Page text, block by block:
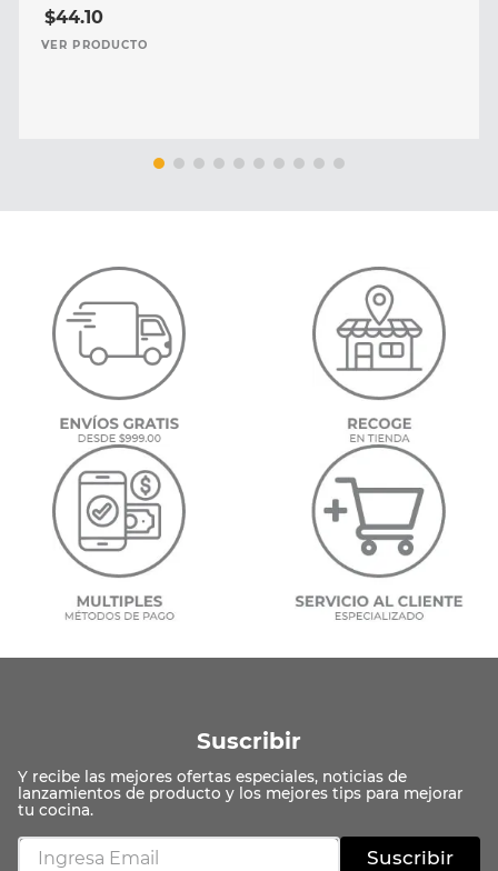
$44.10
VER PRODUCTO
Suscribir
Suscribir